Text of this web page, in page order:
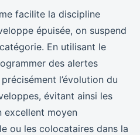
facilite la discipline
épuisée, on suspend
En utilisant le
des alertes
l’évolution du
évitant ainsi les
excellent moyen
ou les colocataires dans la